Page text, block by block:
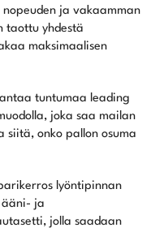
ja vakaamman
taottu yhdestä
maksimaalisen
tuntumaa leading
joka saa mailan
onko pallon osuma
lyöntipinnan
ääni- ja
jolla saadaan